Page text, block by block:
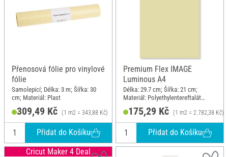
Přenosová fólie pro vinylové
fólie
Samolepicí; Délka: 3 m; Šířka: 30
cm; Materiál: Plast
309,49 Kč (1 m2 = 343,88 Kč)
Přidat do Košíku
Premium Flex IMAGE
Luminous A4
Délka: 29.7 cm; Šířka: 21 cm;
Materiál: Polyethylentereftalát
175,29 Kč (1 m2 = 2.782,38 Kč)
Přidat do Košíku
Cricut Maker 4 Deal